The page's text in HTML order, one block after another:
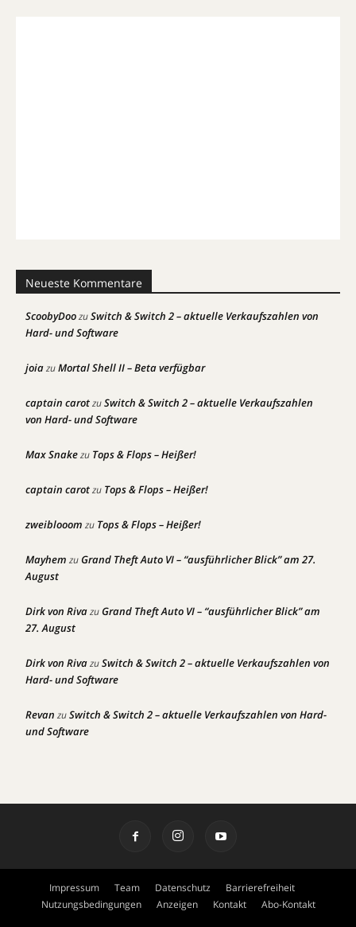
Neueste Kommentare
ScoobyDoozuSwitch & Switch 2 – aktuelle Verkaufszahlen von
Hard- und Software
joiazuMortal Shell II – Beta verfügbar
captain carotzuSwitch & Switch 2 – aktuelle Verkaufszahlen
von Hard- und Software
Max Snakezu Tops & Flops – Heißer!
captain carotzu Tops & Flops – Heißer!
zweiblooom zu Tops & Flops – Heißer!
Mayhem zuGrand Theft Auto VI – “ausführlicher Blick” am 27.
August
Dirk von RivazuGrand Theft Auto VI – “ausführlicher Blick” am
27. August
Dirk von RivazuSwitch & Switch 2 – aktuelle Verkaufszahlen von
Hard- und Software
Revan zuSwitch & Switch 2 – aktuelle Verkaufszahlen von Hard-
und Software
Impressum Team Datenschutz
Barrierefreiheit
Nutzungsbedingungen
Anzeigen Kontakt Abo-Kontakt